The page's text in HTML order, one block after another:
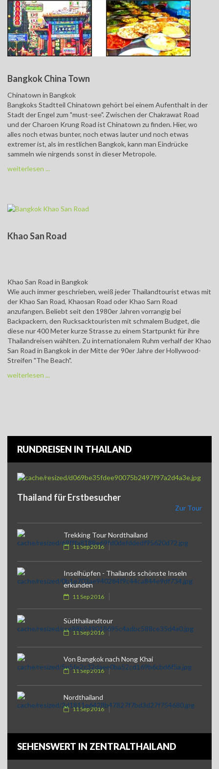
Bangkok China Town
Chinatown in Bangkok
Bangkoks Stadtteil Chinatown gehört bei einem Aufenthalt in der
Stadt der Engel zum "must-see". Zwischen der Chakrawat Road
und der Charoen Krung Road ist Chinatown zu finden. Hier, wo
alles noch etwas bunter, noch etwas lauter und noch etwas
extremer ist, als im restlichen Bangkok, kann man Eindrücke
sammeln wie nirgends sonst in dieser Metropole.
weiterlesen ...
Khao San Road
Khao San Road in Bangkok
Wie auch immer geschrieben, weiß jeder Thailandtourist etwas mit
der Khao San Road, Khaosan Road oder Khao Sarn Road
anzufangen. Beliebt seit den 1980er Jahren vorrangig bei
Backpackern, den Rucksacktouristen mit schmalem Budget, die
diese nur 400 Meter kurze Strasse zu einem Startpunkt für ihre
Thailandreisen wählten. Zu internationalem Ruhm verhalf der Khao
San Road in Bangkok in der Mitte der 90er Jahre der Hollywood-
Streifen "The Beach".
weiterlesen ...
RUNDREISEN IN THAILAND
Thailand für Erstbesucher
Zur Tour
Trekking Tour Nordthailand
11 Sep 2016
Inselhüpfen - Thailands schönste Inseln
erkunden
11 Sep 2016
Südthailandtour
11 Sep 2016
Von Bangkok nach Nong Khai
11 Sep 2016
Nordthailand
11 Sep 2016
SEHENSWERT IN ZENTRALTHAILAND